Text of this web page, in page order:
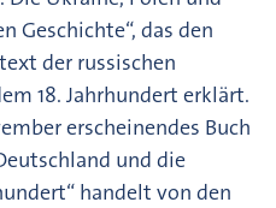
Geschichte“, das den
der russischen
18. Jahrhundert erklärt.
erscheinendes Buch
und die
handelt von den